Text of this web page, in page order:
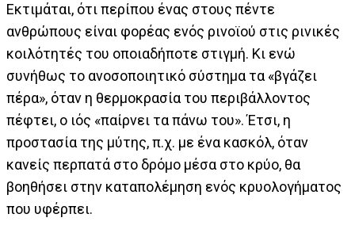
Εκτιμάται, ότι περίπου ένας στους πέντε
ανθρώπους είναι φορέας ενός ρινοϊού στις ρινικές
κοιλότητές του οποιαδήποτε στιγμή. Κι ενώ
συνήθως το ανοσοποιητικό σύστημα τα «βγάζει
πέρα», όταν η θερμοκρασία του περιβάλλοντος
πέφτει, ο ιός «παίρνει τα πάνω του». Έτσι, η
προστασία της μύτης, π.χ. με ένα κασκόλ, όταν
κανείς περπατά στο δρόμο μέσα στο κρύο, θα
βοηθήσει στην καταπολέμηση ενός κρυολογήματος
που υφέρπει.